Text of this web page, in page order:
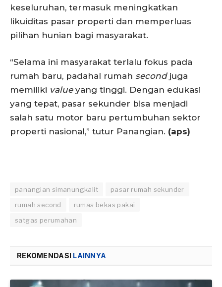
keseluruhan, termasuk meningkatkan
likuiditas pasar properti dan memperluas
pilihan hunian bagi masyarakat.
“Selama ini masyarakat terlalu fokus pada
rumah baru, padahal rumah secondjuga
memiliki value yang tinggi. Dengan edukasi
yang tepat, pasar sekunder bisa menjadi
salah satu motor baru pertumbuhan sektor
properti nasional,” tutur Panangian. (aps)
panangian simanungkalit
pasar rumah sekunder
rumah second
rumas bekas pakai
satgas perumahan
REKOMENDASI LAINNYA